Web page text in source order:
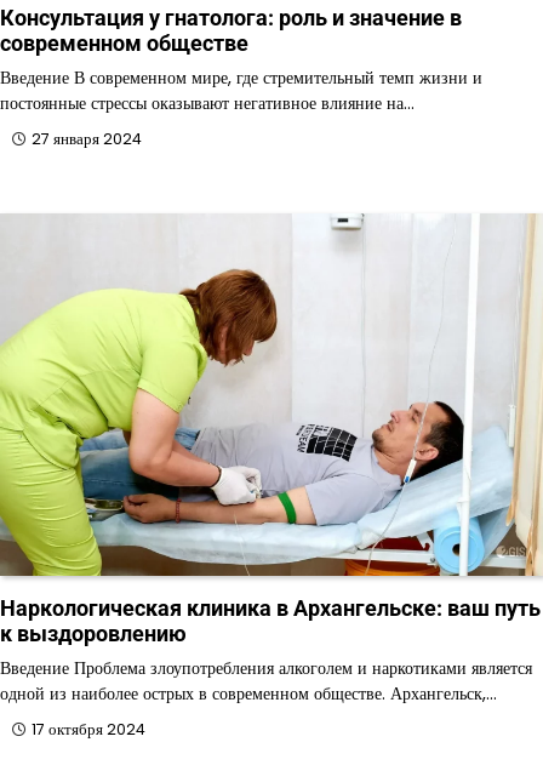
Консультация у гнатолога: роль и значение в
современном обществе
Введение В современном мире, где стремительный темп жизни и
постоянные стрессы оказывают негативное влияние на…
27 января 2024
Наркологическая клиника в Архангельске: ваш путь
к выздоровлению
Введение Проблема злоупотребления алкоголем и наркотиками является
одной из наиболее острых в современном обществе. Архангельск,…
17 октября 2024